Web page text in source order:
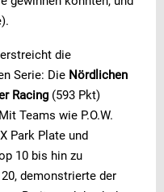
die
Serie: Die Nördlichen
Racing (593 Pkt)
Teams wie P.O.W.
Park Plate und
10 bis hin zu
demonstrierte der